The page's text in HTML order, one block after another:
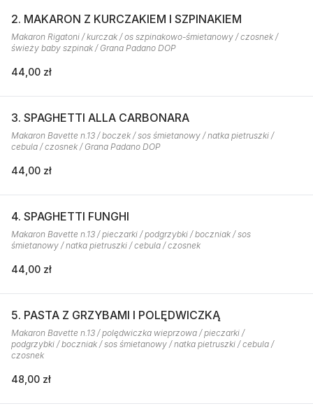
2. MAKARON Z KURCZAKIEM I SZPINAKIEM
Makaron Rigatoni / kurczak / os szpinakowo-śmietanowy / czosnek /
świeży baby szpinak / Grana Padano DOP
44,00 zł
3. SPAGHETTI ALLA CARBONARA
Makaron Bavette n.13 / boczek / sos śmietanowy / natka pietruszki /
cebula / czosnek / Grana Padano DOP
44,00 zł
4. SPAGHETTI FUNGHI
Makaron Bavette n.13 / pieczarki / podgrzybki / boczniak / sos
śmietanowy / natka pietruszki / cebula / czosnek
44,00 zł
5. PASTA Z GRZYBAMI I POLĘDWICZKĄ
Makaron Bavette n.13 / polędwiczka wieprzowa / pieczarki /
podgrzybki / boczniak / sos śmietanowy / natka pietruszki / cebula /
czosnek
48,00 zł